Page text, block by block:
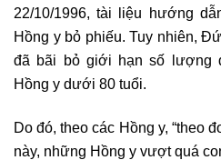
22/10/1996, tài liệu hướng
Hồng y bỏ phiếu. Tuy nhiên,
đã bãi bỏ giới hạn số lượng
Hồng y dưới 80 tuổi.
Do đó, theo các Hồng y, “theo
này, những Hồng y vượt quá